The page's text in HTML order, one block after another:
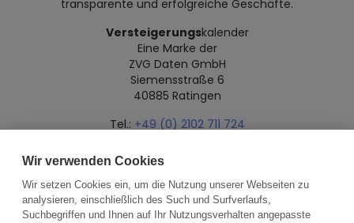
transparente und erfolgreiche Geschäfte.
Versteigerungskalender
Eine Marke der
ZVG Daten GmbH
Siemensstraße 6
40885 Ratingen
Tel.: +49 (0) 2102 711 724
Datenschutz Impressum Über uns
Wir verwenden Cookies
Wir setzen Cookies ein, um die Nutzung unserer Webseiten zu
analysieren, einschließlich des Such und Surfverlaufs,
Suchbegriffen und Ihnen auf Ihr Nutzungsverhalten angepasste